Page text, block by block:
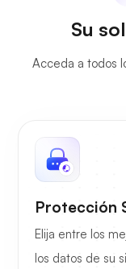
Su
Acceda a todos
Protección
Elija entre los
los datos de su